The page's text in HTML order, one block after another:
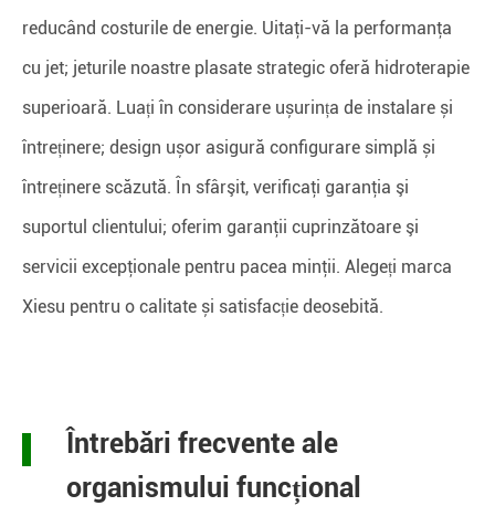
reducând costurile de energie. Uitaţi-vă la performanţa
cu jet; jeturile noastre plasate strategic oferă hidroterapie
superioară. Luați în considerare ușurința de instalare și
întreținere; design ușor asigură configurare simplă și
întreținere scăzută. În sfârşit, verificaţi garanţia şi
suportul clientului; oferim garanţii cuprinzătoare şi
servicii excepţionale pentru pacea minţii. Alegeți marca
Xiesu pentru o calitate și satisfacție deosebită.
Întrebări frecvente ale
organismului funcțional